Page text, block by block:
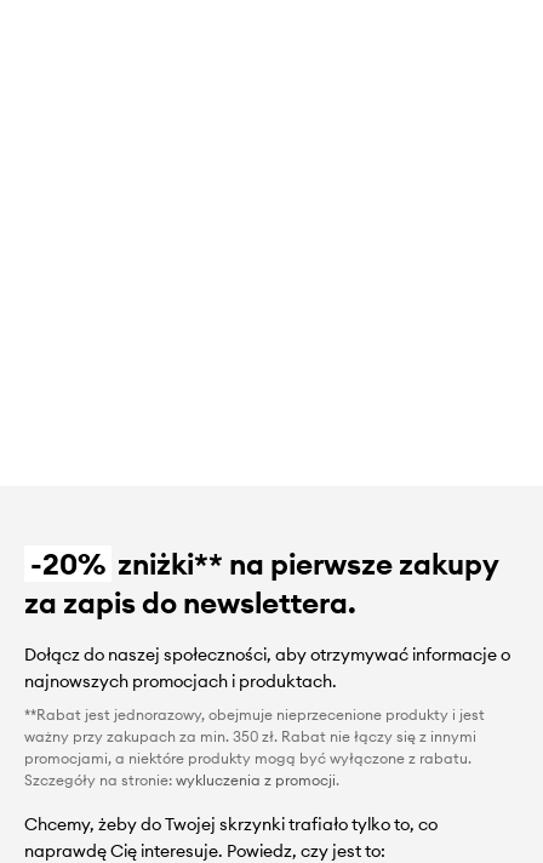
-20% zniżki** na pierwsze zakupy
za zapis do newslettera.
Dołącz do naszej społeczności, aby otrzymywać informacje o
najnowszych promocjach i produktach.
**Rabat jest jednorazowy, obejmuje nieprzecenione produkty i jest
ważny przy zakupach za min. 350 zł. Rabat nie łączy się z innymi
promocjami, a niektóre produkty mogą być wyłączone z rabatu.
Szczegóły na stronie: wykluczenia z promocji.
Chcemy, żeby do Twojej skrzynki trafiało tylko to, co
naprawdę Cię interesuje. Powiedz, czy jest to: